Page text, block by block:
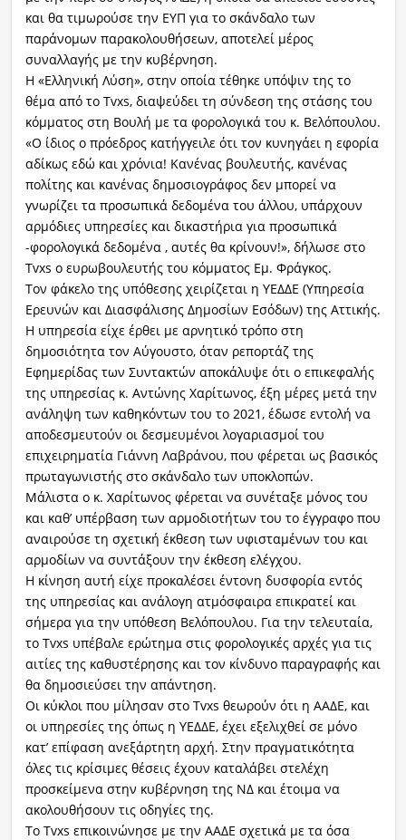
και θα τιμωρούσε την ΕΥΠ για το σκάνδαλο των
παράνομων παρακολουθήσεων, αποτελεί μέρος
συναλλαγής με την κυβέρνηση.
Η «Ελληνική Λύση», στην οποία τέθηκε υπόψιν της το
θέμα από το Tvxs, διαψεύδει τη σύνδεση της στάσης του
κόμματος στη Βουλή με τα φορολογικά του κ. Βελόπουλου.
«Ο ίδιος ο πρόεδρος κατήγγειλε ότι τον κυνηγάει η εφορία
αδίκως εδώ και χρόνια! Κανένας βουλευτής, κανένας
πολίτης και κανένας δημοσιογράφος δεν μπορεί να
γνωρίζει τα προσωπικά δεδομένα του άλλου, υπάρχουν
αρμόδιες υπηρεσίες και δικαστήρια για προσωπικά
-φορολογικά δεδομένα , αυτές θα κρίνουν!», δήλωσε στο
Tvxs ο ευρωβουλευτής του κόμματος Εμ. Φράγκος.
Τον φάκελο της υπόθεσης χειρίζεται η ΥΕΔΔΕ (Υπηρεσία
Ερευνών και Διασφάλισης Δημοσίων Εσόδων) της Αττικής.
Η υπηρεσία είχε έρθει με αρνητικό τρόπο στη
δημοσιότητα τον Αύγουστο, όταν ρεπορτάζ της
Εφημερίδας των Συντακτών αποκάλυψε ότι ο επικεφαλής
της υπηρεσίας κ. Αντώνης Χαρίτωνος, έξη μέρες μετά την
ανάληψη των καθηκόντων του το 2021, έδωσε εντολή να
αποδεσμευτούν οι δεσμευμένοι λογαριασμοί του
επιχειρηματία Γιάννη Λαβράνου, που φέρεται ως βασικός
πρωταγωνιστής στο σκάνδαλο των υποκλοπών.
Μάλιστα ο κ. Χαρίτωνος φέρεται να συνέταξε μόνος του
και καθ’ υπέρβαση των αρμοδιοτήτων του το έγγραφο που
αναιρούσε τη σχετική έκθεση των υφισταμένων του και
αρμοδίων να συντάξουν την έκθεση ελέγχου.
Η κίνηση αυτή είχε προκαλέσει έντονη δυσφορία εντός
της υπηρεσίας και ανάλογη ατμόσφαιρα επικρατεί και
σήμερα για την υπόθεση Βελόπουλου. Για την τελευταία,
το Tvxs υπέβαλε ερώτημα στις φορολογικές αρχές για τις
αιτίες της καθυστέρησης και τον κίνδυνο παραγραφής και
θα δημοσιεύσει την απάντηση.
Οι κύκλοι που μίλησαν στο Tvxs θεωρούν ότι η ΑΑΔΕ, και
οι υπηρεσίες της όπως η ΥΕΔΔΕ, έχει εξελιχθεί σε μόνο
κατ’ επίφαση ανεξάρτητη αρχή. Στην πραγματικότητα
όλες τις κρίσιμες θέσεις έχουν καταλάβει στελέχη
προσκείμενα στην κυβέρνηση της ΝΔ και έτοιμα να
ακολουθήσουν τις οδηγίες της.
Το Tvxs επικοινώνησε με την ΑΑΔΕ σχετικά με τα όσα